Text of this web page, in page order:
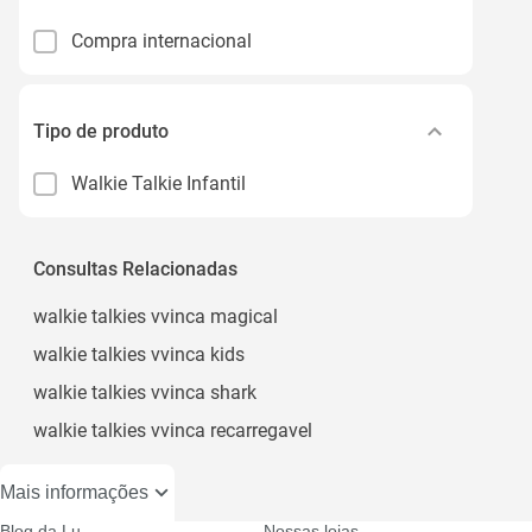
Compra internacional
Tipo de produto
Walkie Talkie Infantil
Consultas Relacionadas
walkie talkies vvinca magical
walkie talkies vvinca kids
walkie talkies vvinca shark
walkie talkies vvinca recarregavel
Mais informações